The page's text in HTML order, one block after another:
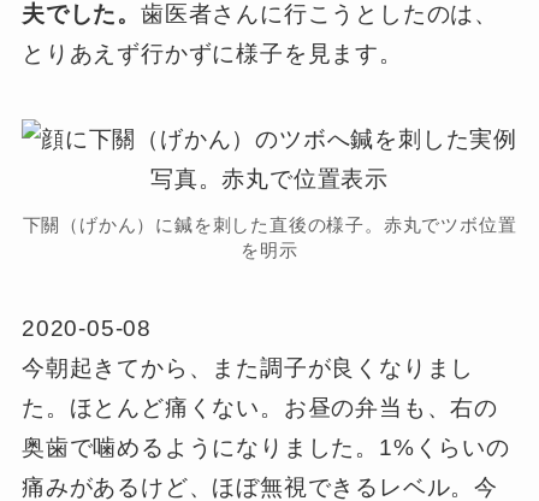
夫でした。 歯医者さんに行こうとしたのは、
とりあえず行かずに様子を見ます。
下關（げかん）に鍼を刺した直後の様子。赤丸でツボ位置
を明示
2020-05-08
今朝起きてから、また調子が良くなりまし
た。ほとんど痛くない。お昼の弁当も、右の
奥歯で噛めるようになりました。1%くらいの
痛みがあるけど、ほぼ無視できるレベル。今